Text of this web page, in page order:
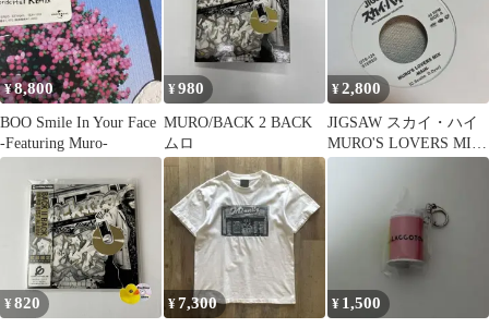
¥8,800
BOO Smile In Your Face
-Featuring Muro-
¥980
MURO/BACK 2 BACK
ムロ
¥2,800
JIGSAW スカイ・ハイ
MURO'S LOVERS MIX
7インチ
¥820 ¥7,300 ¥ 1,500